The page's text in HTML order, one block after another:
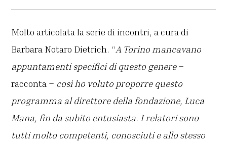
Molto articolata la serie di incontri, a cura di
Barbara Notaro Dietrich. “A Torino mancavano
appuntamenti specifici di questo genere–
racconta – così ho voluto proporre questo
programma al direttore della fondazione, Luca
Mana, fin da subito entusiasta. I relatori sono
tutti molto competenti, conosciuti e allo stesso